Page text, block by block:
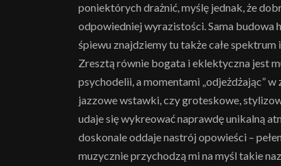
poniektórych drażnić, myślę jednak, że
odpowiedniej wyrazistości. Sama
śpiewu znajdziemy tu także całe
Zresztą równie bogata i eklektyczna jest
psychodelii, a momentami „odjeżdżając”
jazzowe wstawki, czy groteskowe,
udaje się wykreować naprawdę unikalną
doskonale oddaje nastrój opowieści –
muzycznie przychodzą mi na myśl takie